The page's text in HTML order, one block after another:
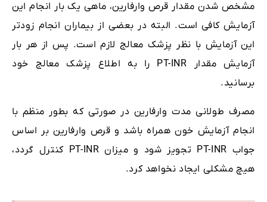
مشخص شدن مقدار قرص وارفارین، ماهی یک بار انجام این
آزمایش کافی است. البته در بعضی از بیماران انجام زودتر
این آزمایش با نظر پزشک معالج لازم است. پس از هر بار
آزمایش مقدار PT-INR را به اطلاع پزشک معالج خود
برسانید.
مصرف طولانی مدت وارفارین در صورتی که بطور منظم با
انجام آزمایش خون همراه باشد و قرص وارفارین بر اساس
جواب PT-INR تجویز شود و میزان PT-INR کنترل گردد،
هیچ مشکلی ایجاد نخواهد کرد.